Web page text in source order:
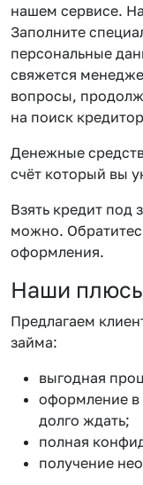
нашем сервисе.
Заполните
персональные
свяжется
вопросы,
на поиск
Денежные
счёт который вы
Взять кредит под
можно.
оформления.
Наши
Предлагаем
займа:
выгодная
оформление в
долго ждать;
полная
получение